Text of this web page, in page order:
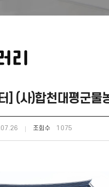
리
] (사)합천대평군
조회수 1075